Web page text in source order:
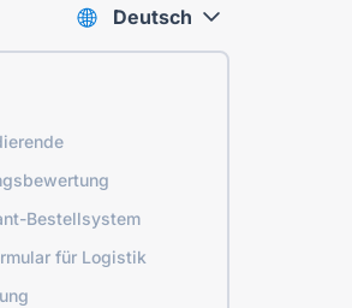
Bestellsystem
für Logistik
Deutsch